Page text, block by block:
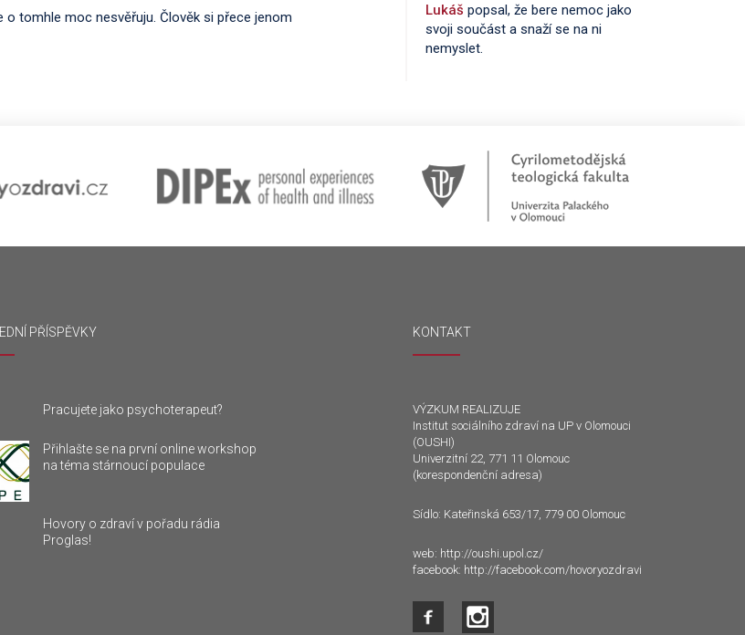
o tomhle moc nesvěřuju. Člověk si přece jenom
Lukáš popsal, že bere nemoc jako
svoji součást a snaží se na ni
nemyslet.
PŘÍSPĚVKY
Pracujete jako psychoterapeut?
Přihlašte se na první online workshop
na téma stárnoucí populace
Hovory o zdraví v pořadu rádia
Proglas!
KONTAKT
VÝZKUM REALIZUJE
Institut sociálního zdraví na UP v Olomouci
(OUSHI)
Univerzitní 22, 771 11 Olomouc
(korespondenční adresa)
Sídlo: Kateřinská 653/17, 779 00 Olomouc
web: http://oushi.upol.cz/
facebook: http://facebook.com/hovoryozdravi